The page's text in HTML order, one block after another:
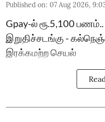
Published on: 07 Aug 2026,
Gpay-ல் ரூ.5,100
இறுதிச்சடங்கு -
இரக்கமற்ற செயல்